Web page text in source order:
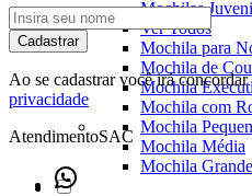
Mochilas
Ver Todos
Mochila para
Mochila de
Mochila
Mochila com
Mochila
Mochila Média
Mochila Grande
Cadastrar
Ao se cadastrar você irá concordar
privacidade
AtendimentoSAC